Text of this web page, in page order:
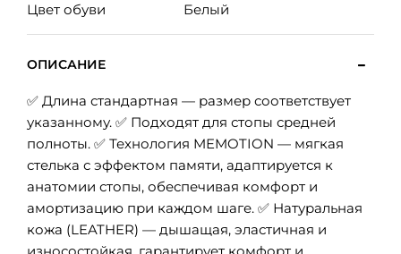
Цвет обуви
Белый
ОПИСАНИЕ
✅ Длина стандартная — размер соответствует
указанному. ✅ Подходят для стопы средней
полноты. ✅ Технология MEMOTION — мягкая
стелька с эффектом памяти, адаптируется к
анатомии стопы, обеспечивая комфорт и
амортизацию при каждом шаге. ✅ Натуральная
кожа (LEATHER) — дышащая, эластичная и